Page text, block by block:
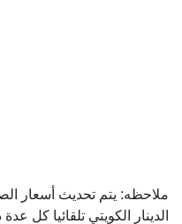
ملاحظه: يتم تحديث أسعار
الدينار الكويتي تلقائيا كل